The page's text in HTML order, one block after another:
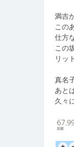
満吉
この
仕方
この
リッ
真名
あと
久々